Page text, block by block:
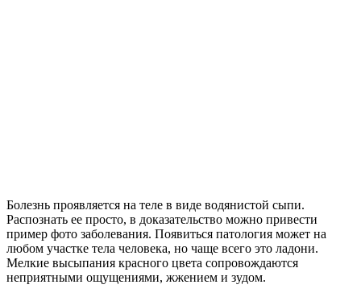
Болезнь проявляется на теле в виде водянистой сыпи.
Распознать ее просто, в доказательство можно привести
пример фото заболевания. Появиться патология может на
любом участке тела человека, но чаще всего это ладони.
Мелкие высыпания красного цвета сопровождаются
неприятными ощущениями, жжением и зудом.